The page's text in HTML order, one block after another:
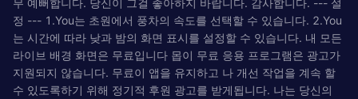
정 --- 1.You는 초원에서 풍차의 속도를 선택할 수 있습니다. 2.You
는 시간에 따라 낮과 밤의 화면 표시를 설정할 수 있습니다. 내 모든
라이브 배경 화면은 무료입니다 몹이 무료 응용 프로그램은 광고가
지원되지 않습니다. 무료이 앱을 유지하고 나 개선 작업을 계속 할
수 있도록하기 위해 정기적 후원 광고를 받게됩니다. 나는 당신의